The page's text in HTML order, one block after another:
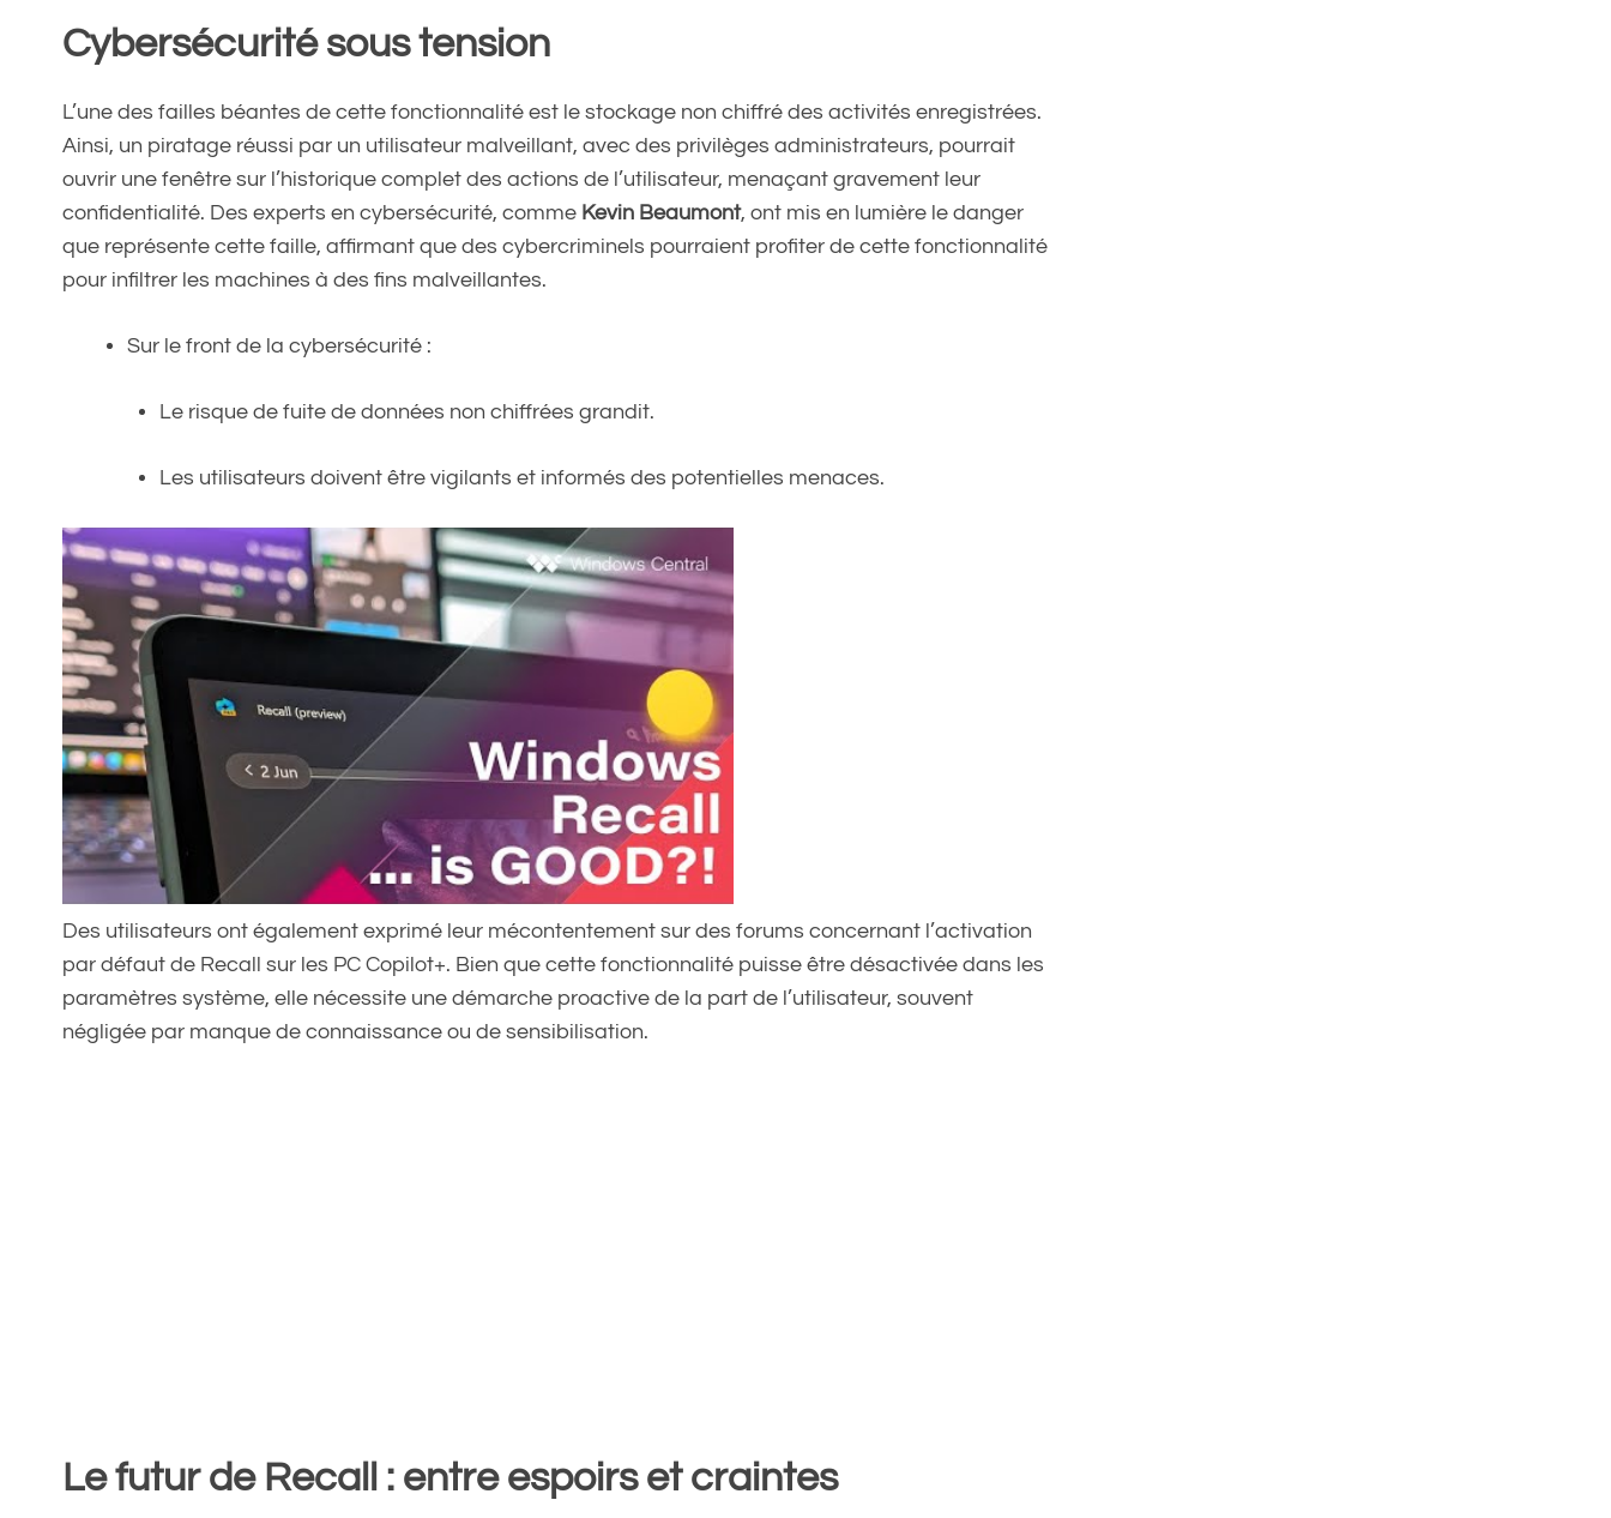
Cybersécurité sous tension
L’une des failles béantes de cette fonctionnalité est le stockage non chiffré des activités enregistrées.
Ainsi, un piratage réussi par un utilisateur malveillant, avec des privilèges administrateurs, pourrait
ouvrir une fenêtre sur l’historique complet des actions de l’utilisateur, menaçant gravement leur
confidentialité. Des experts en cybersécurité, comme Kevin Beaumont, ont mis en lumière le danger
que représente cette faille, affirmant que des cybercriminels pourraient profiter de cette fonctionnalité
pour infiltrer les machines à des fins malveillantes.
Sur le front de la cybersécurité :
Le risque de fuite de données non chiffrées grandit.
Les utilisateurs doivent être vigilants et informés des potentielles menaces.
Des utilisateurs ont également exprimé leur mécontentement sur des forums concernant l’activation
par défaut de Recall sur les PC Copilot+. Bien que cette fonctionnalité puisse être désactivée dans les
paramètres système, elle nécessite une démarche proactive de la part de l’utilisateur, souvent
négligée par manque de connaissance ou de sensibilisation.
Le futur de Recall : entre espoirs et craintes